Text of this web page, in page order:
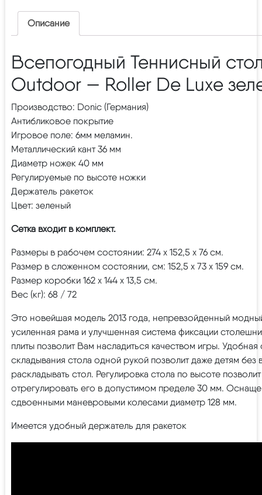
Описание
Всепогодный Теннисный
Outdoor — Roller De Luxe
Производство: Donic (Германия)
Антибликовое покрытие
Игровое поле: 6мм меламин.
Металлический кант 36 мм
Диаметр ножек 40 мм
Регулируемые по высоте ножки
Держатель ракеток
Цвет: зеленый
Сетка входит в комплект.
Размеры в рабочем состоянии: 274 х 152,5 х 76 см.
Размер в сложенном состоянии, см: 152,5 х 73 х 159 см.
Размер коробки 162 х 144 х 13,5 см.
Вес (кг): 68 / 72
Это новейшая модель 2013 года, непревзойденный
усиленная рама и улучшенная система фиксации
плиты позволит Вам насладиться качеством игры. Удобная
складывания стола одной рукой позволит даже детям без
раскладывать стол. Регулировка стола по высоте
отрегулировать его в допустимом пределе 30 мм.
сдвоенными маневровыми колесами диаметр 128 мм.
Имеется удобный держатель для ракеток